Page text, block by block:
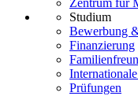
Studium
Bewerbung
Finanzierung
Prüfungen